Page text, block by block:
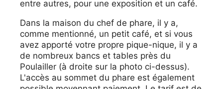
entre autres, pour une exposition et un café.
Dans la maison du chef de phare, il y a,
comme mentionné, un petit café, et si vous
avez apporté votre propre pique-nique, il y a
de nombreux bancs et tables près du
Poulailler (à droite sur la photo ci-dessus).
L'accès au sommet du phare est également